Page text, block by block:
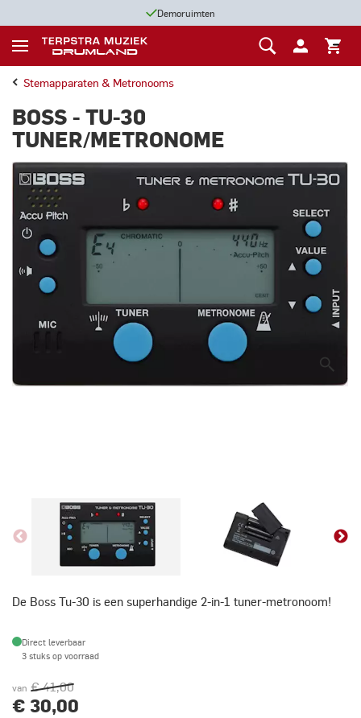
Demoruimten
Stemapparaten & Metronooms
BOSS - TU-30
TUNER/METRONOME
De Boss Tu-30 is een superhandige 2-in-1 tuner-metronoom!
Direct leverbaar
3 stuks op voorraad
van € 41,00
€ 30,00